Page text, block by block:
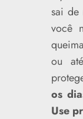
sai de
você
ou
os
Use